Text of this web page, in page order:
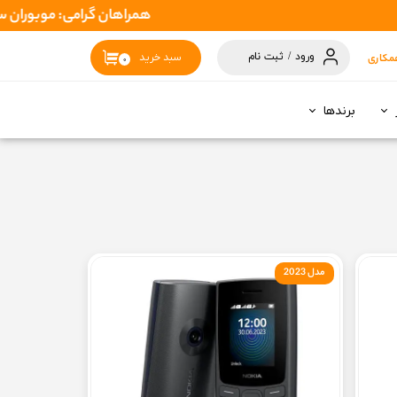
برندها
۰ سبد خرید ورود / ثبت نام
همراهان گرامی: موبوران سفارشات شما را در اسرع وقت ( 1 تا 2 روز کاری ) ارسال میکند تا
مدل 2023